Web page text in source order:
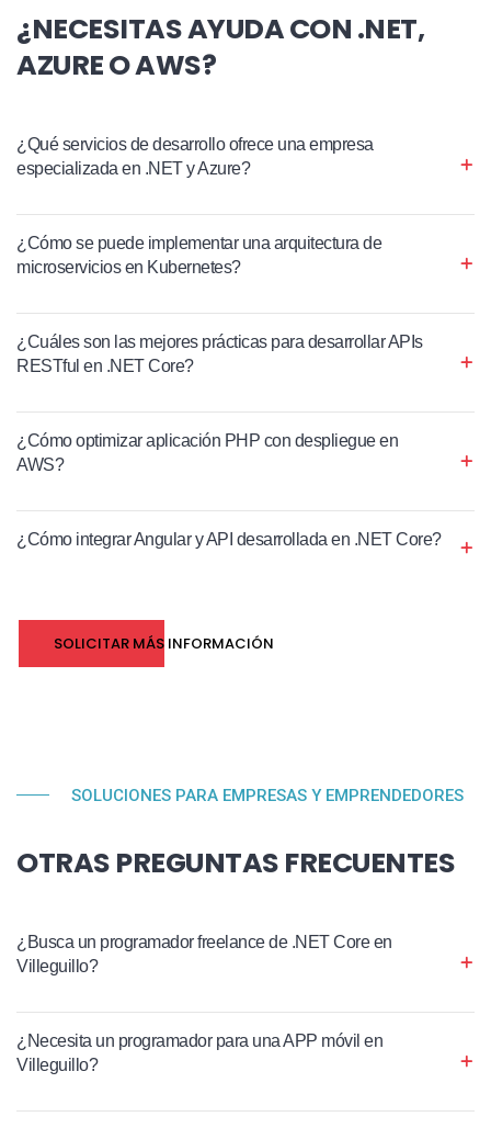
¿NECESITAS AYUDA CON .NET,
AZURE O AWS?
¿Qué servicios de desarrollo ofrece una empresa
especializada en .NET y Azure?
¿Cómo se puede implementar una arquitectura de
microservicios en Kubernetes?
¿Cuáles son las mejores prácticas para desarrollar APIs
RESTful en .NET Core?
¿Cómo optimizar aplicación PHP con despliegue en
AWS?
¿Cómo integrar Angular y API desarrollada en .NET Core?
SOLICITAR MÁS INFORMACIÓN
SOLUCIONES PARA EMPRESAS Y EMPRENDEDORES
OTRAS PREGUNTAS FRECUENTES
¿Busca un programador freelance de .NET Core en
Villeguillo?
¿Necesita un programador para una APP móvil en
Villeguillo?